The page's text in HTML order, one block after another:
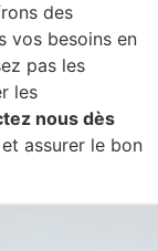
des
vos besoins en
pas les
les
nous dès
assurer le bon